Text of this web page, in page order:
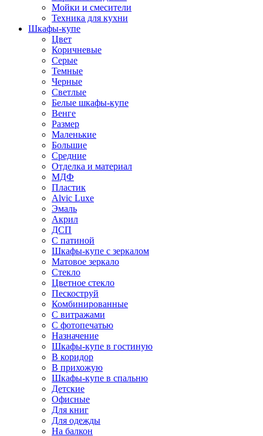
Мойки и смесители
Техника для кухни
Шкафы-купе
Цвет
Коричневые
Серые
Темные
Черные
Светлые
Белые шкафы-купе
Венге
Размер
Маленькие
Большие
Средние
Отделка и материал
МДФ
Пластик
Alvic Luxe
Эмаль
Акрил
ДСП
С патиной
Шкафы-купе с зеркалом
Матовое зеркало
Стекло
Цветное стекло
Пескоструй
Комбинированные
С витражами
С фотопечатью
Назначение
Шкафы-купе в гостиную
В коридор
В прихожую
Шкафы-купе в спальню
Детские
Офисные
Для книг
Для одежды
На балкон